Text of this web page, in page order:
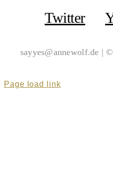
Twitter
sayyes@annewolf.de
Page load link